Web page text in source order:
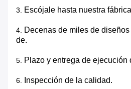
3. Escójale hasta nuestra
4. Decenas de miles de
de.
5. Plazo y entrega de ejecución
6. Inspección de la calidad.